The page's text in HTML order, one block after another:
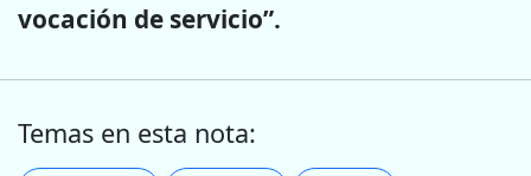
vocación de servicio”.
Temas en esta nota: